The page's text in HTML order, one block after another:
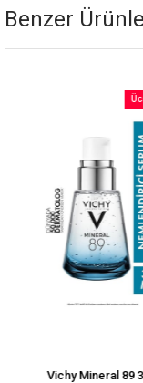
Benzer
Vichy Mineral 89